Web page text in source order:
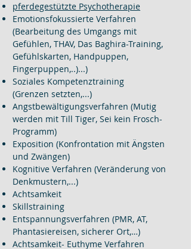
pferdegestützte Psychotherapie
Emotionsfokussierte Verfahren
(Bearbeitung des Umgangs mit
Gefühlen, THAV, Das Baghira-Training,
Gefühlskarten, Handpuppen,
Fingerpuppen,..)...)
Soziales Kompetenztraining
(Grenzen setzten,...)
Angstbewältigungsverfahren (Mutig
werden mit Till Tiger, Sei kein Frosch-
Programm)​
Exposition (Konfrontation mit Ängsten
und Zwängen)
Kognitive Verfahren (Veränderung von
Denkmustern,...)
Achtsamkeit
Skillstraining
Entspannungsverfahren (PMR, AT,
Phantasiereisen, sicherer Ort,…)
Achtsamkeit- Euthyme Verfahren